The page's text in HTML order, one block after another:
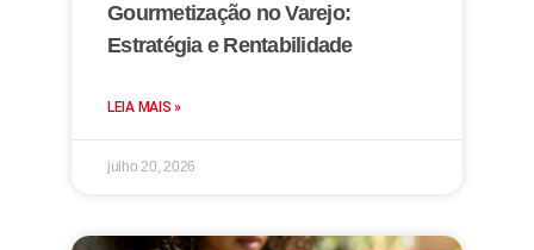
Gourmetização no Varejo:
Estratégia e Rentabilidade
LEIA MAIS »
julho 20, 2026